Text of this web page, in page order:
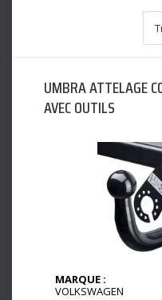
UMBRA ATTELAGE
AVEC OUTILS
MARQUE :
VOLKSWAGEN